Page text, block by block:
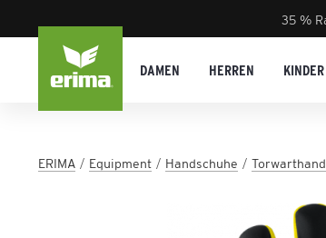
35 %
DAMEN HERREN KINDER
ERIMA Equipment Handschuhe